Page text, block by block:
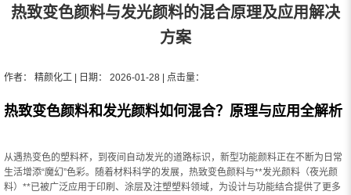
热致变色颜料与发光颜料的混合原理及应用解决
方案
作者： 精颜化工 | 日期： 2026-01-28 | 点击量：
热致变色颜料和发光颜料如何混合？原理与应用全解析
从遇热变色的塑料杯，到夜间自动发光的道路标识，新型功能颜料正在不断为日常
生活增添“魔幻”色彩。随着材料科学的发展，热致变色颜料与**发光颜料（夜光颜
料）**已被广泛应用于印刷、涂层及注塑塑料领域，为设计与功能结合提供了更多